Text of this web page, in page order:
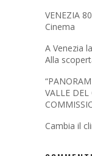
VENEZIA
Cinema
A Venezia
Alla
VALLE DEL
Cambia il